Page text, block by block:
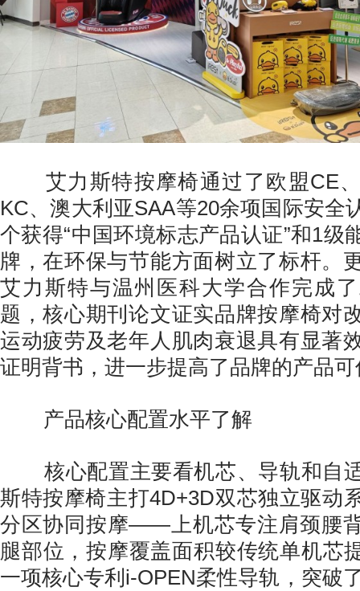
艾力斯特按摩椅通过了欧盟CE、
KC、澳大利亚SAA等20余项国际安全
个获得“中国环境标志产品认证”和1级
牌，在环保与节能方面树立了标杆。
艾力斯特与温州医科大学合作完成
题，核心期刊论文证实品牌按摩椅对
运动疲劳及老年人肌肉衰退具有显著
证明背书，进一步提高了品牌的产品
产品核心配置水平了解
核心配置主要看机芯、导轨和自
斯特按摩椅主打4D+3D双芯独立驱动
分区协同按摩——上机芯专注肩颈腰
腿部位，按摩覆盖面积较传统单机芯
一项核心专利i-OPEN柔性导轨，突破